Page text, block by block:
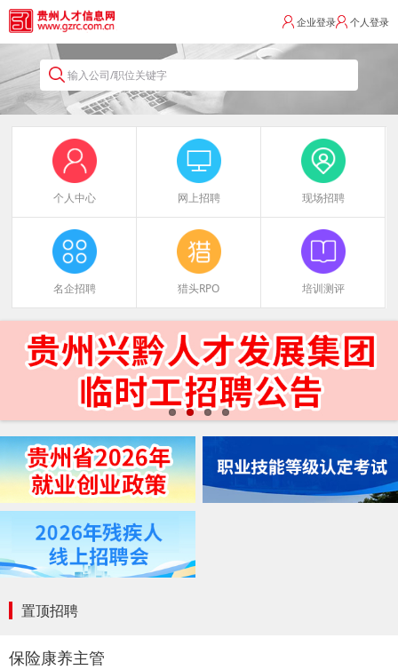
个人登录
企业登录
输入公司/职位关键字
个人中心 网上招聘 现场招聘
名企招聘 猎头RPO 培训测评
置顶招聘
保险康养主管